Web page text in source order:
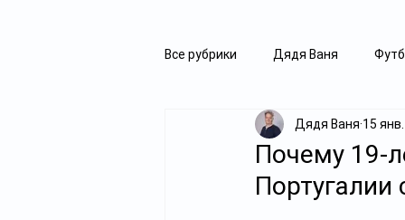
Все рубрики Дядя Ваня
Почему 19-
Дядя Ваня 15 янв.